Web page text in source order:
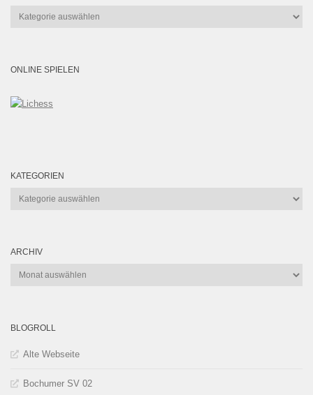
Kategorien
ONLINE SPIELEN
KATEGORIEN
Kategorien
ARCHIV
Archiv
BLOGROLL
Alte Webseite
Bochumer SV 02